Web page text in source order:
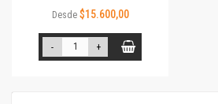
Desde $15.600,00
- +